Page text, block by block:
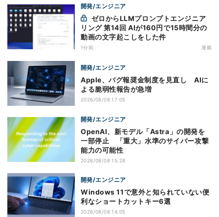
開発/エンジニア
リング 第14回 AIが160円で15時間分の
動画の文字起こしをした件
1分前 連載
開発/エンジニア
Apple、バグ報奨金制度を見直し AIに
よる脆弱性報告が急増
2026/08/08 17:05
開発/エンジニア
OpenAI、新モデル「Astra」の開発を
一部停止 「重大」水準のサイバー攻撃
能力の可能性
2026/08/08 15:28
開発/エンジニア
Windows 11で意外と知られていない便
利なショートカットキー6選
2026/08/08 14:05